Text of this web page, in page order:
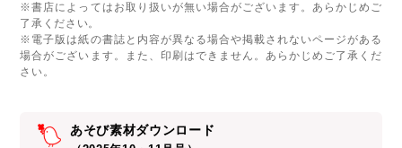
※書店によってはお取り扱いが無い場合がございます。あらかじめご
了承ください。
※電子版は紙の書誌と内容が異なる場合や掲載されないページがある
場合がございます。また、印刷はできません。あらかじめご了承くだ
さい。
あそび素材ダウンロード